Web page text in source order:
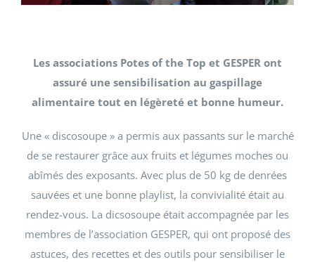
Les associations Potes of the Top et GESPER ont
assuré une sensibilisation au gaspillage
alimentaire tout en légèreté et bonne humeur.
Une « discosoupe » a permis aux passants sur le marché
de se restaurer grâce aux fruits et légumes moches ou
abîmés des exposants. Avec plus de 50 kg de denrées
sauvées et une bonne playlist, la convivialité était au
rendez-vous. La dicsosoupe était accompagnée par les
membres de l’association GESPER, qui ont proposé des
astuces, des recettes et des outils pour sensibiliser le